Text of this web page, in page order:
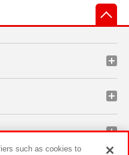
such as cookies to